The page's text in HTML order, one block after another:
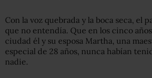
Con la voz quebrada y la boca seca, el
que no entendía. Que en los cinco
ciudad él y su esposa Martha, una
especial de 28 años, nunca habían
nadie.